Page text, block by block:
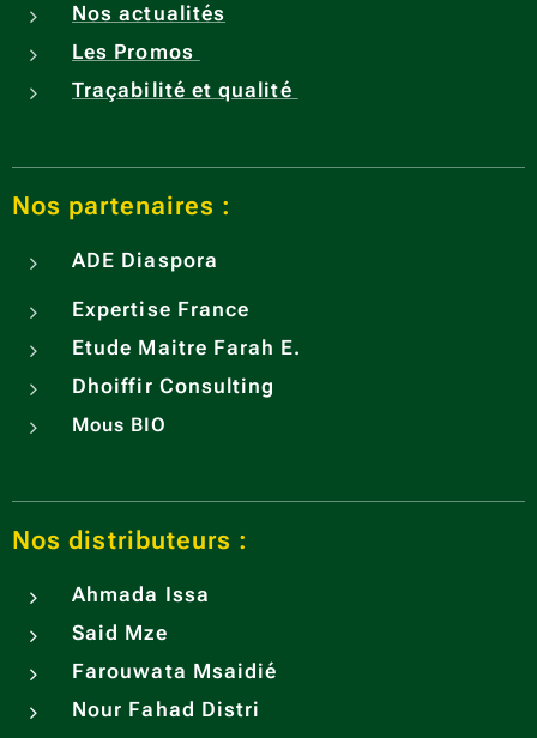
Nos actualités
Les Promos
Traçabilité et qualité
Nos partenaires :
ADE Diaspora
Expertise France
Etude Maitre Farah E.
Dhoiffir Consulting
Mous BIO
Nos distributeurs :
Ahmada Issa
Said Mze
Farouwata Msaidié
Nour Fahad Distri